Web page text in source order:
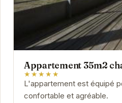
Appartement 35m2
★★★★★
L'appartement est équipé
confortable et agréable.